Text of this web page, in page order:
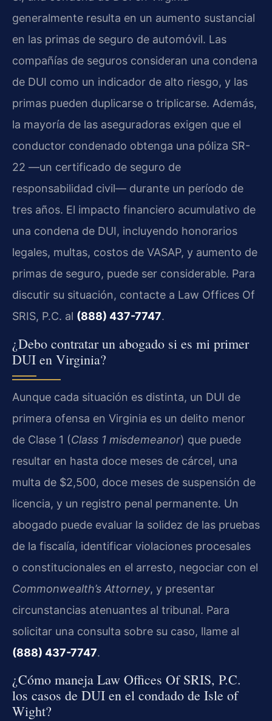
generalmente resulta en un aumento sustancial
en las primas de seguro de automóvil. Las
compañías de seguros consideran una condena
de DUI como un indicador de alto riesgo, y las
primas pueden duplicarse o triplicarse. Además,
la mayoría de las aseguradoras exigen que el
conductor condenado obtenga una póliza SR-
22 —un certificado de seguro de
responsabilidad civil— durante un período de
tres años. El impacto financiero acumulativo de
una condena de DUI, incluyendo honorarios
legales, multas, costos de VASAP, y aumento de
primas de seguro, puede ser considerable. Para
discutir su situación, contacte a Law Offices Of
SRIS, P.C. al (888) 437-7747.
¿Debo contratar un abogado si es mi primer
DUI en Virginia?
Aunque cada situación es distinta, un DUI de
primera ofensa en Virginia es un delito menor
de Clase 1 (Class 1 misdemeanor) que puede
resultar en hasta doce meses de cárcel, una
multa de $2,500, doce meses de suspensión de
licencia, y un registro penal permanente. Un
abogado puede evaluar la solidez de las pruebas
de la fiscalía, identificar violaciones procesales
o constitucionales en el arresto, negociar con el
Commonwealth’s Attorney, y presentar
circunstancias atenuantes al tribunal. Para
solicitar una consulta sobre su caso, llame al
(888) 437-7747.
¿Cómo maneja Law Offices Of SRIS, P.C.
los casos de DUI en el condado de Isle of
Wight?